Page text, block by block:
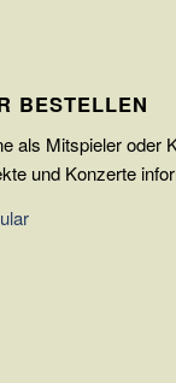
BESTELLEN
als Mitspieler oder
und Konzerte